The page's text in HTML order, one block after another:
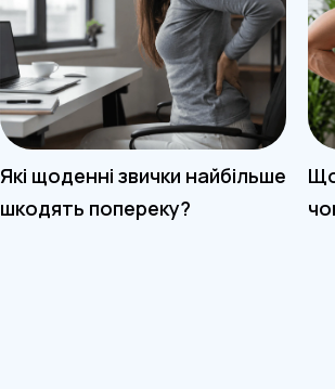
Які щоденні звички найбільше
шкодять попереку?